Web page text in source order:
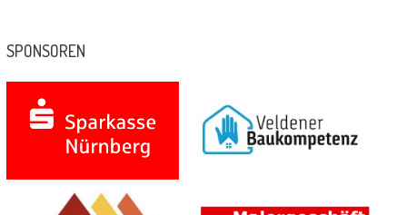
SPONSOREN